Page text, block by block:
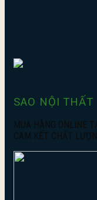
SAO NỘI THẤT
MUA HÀNG ONLINE
CAM KẾT CHẤT